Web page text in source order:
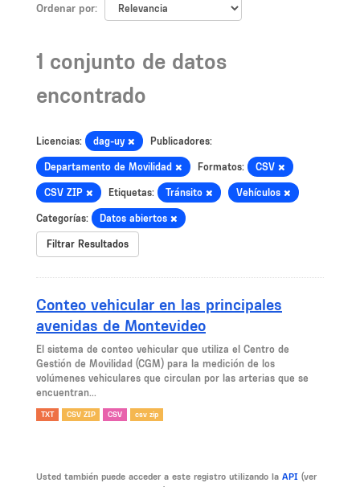
Ordenar por
1 conjunto de datos
encontrado
Licencias: dag-uy Publicadores:
Departamento de Movilidad Formatos: CSV
CSV ZIP Etiquetas: Tránsito Vehículos
Categorías: Datos abiertos
Filtrar Resultados
Conteo vehicular en las principales
avenidas de Montevideo
El sistema de conteo vehicular que utiliza el Centro de
Gestión de Movilidad (CGM) para la medición de los
volúmenes vehiculares que circulan por las arterias que se
encuentran...
TXT CSV ZIP CSV csv zip
Usted también puede acceder a este registro utilizando la API (ver